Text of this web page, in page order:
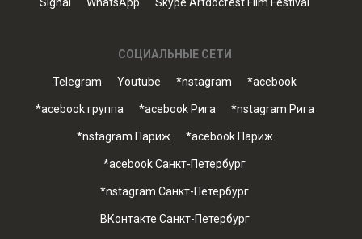
СОЦИАЛЬНЫЕ СЕТИ
Telegram Youtube *nstagram *acebook
*acebook группа *acebook Рига *nstagram Рига
*nstagram Париж *acebook Париж
*acebook Санкт-Петербург
*nstagram Санкт-Петербург
ВКонтакте Санкт-Петербург